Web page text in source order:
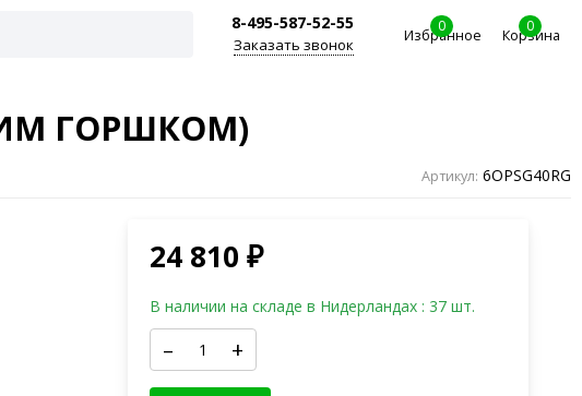
8-495-587-52-55
Заказать звонок
0
Избранное
0
Корзина
ГОРШКОМ)
Артикул: 6OPSG40RG
24 810 ₽
В наличии на складе в Нидерландах : 37 шт.
– +